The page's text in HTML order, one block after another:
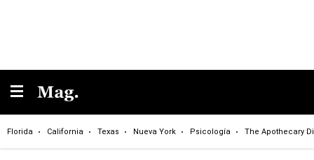
Florida California Texas Nueva York Psicología The Apothecary